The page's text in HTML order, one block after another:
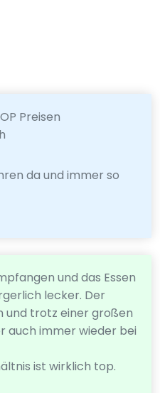
Preisen
da und immer so
und das Essen
lecker. Der
und trotz einer großen
auch immer wieder bei
ist wirklich top.